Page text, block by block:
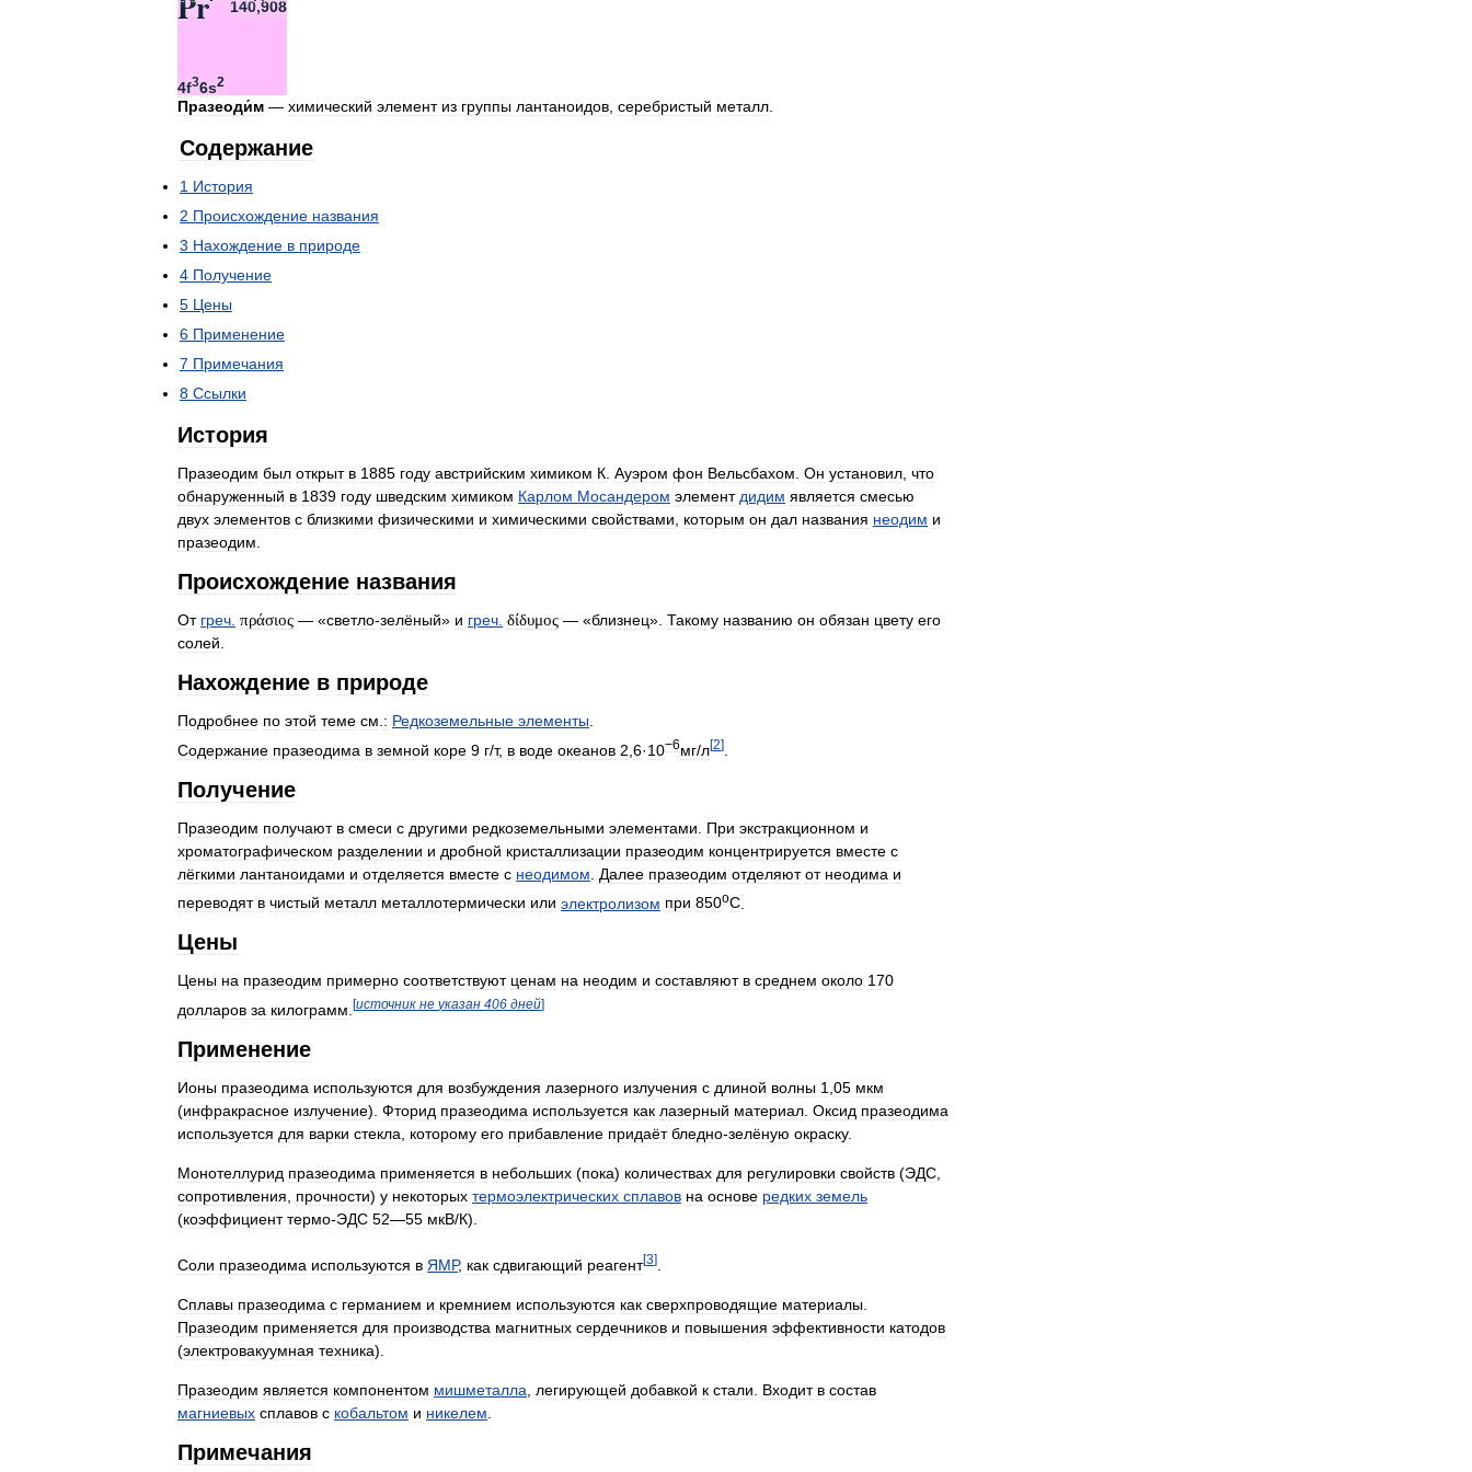
140,908
4f36s2
Празеоди́м — химический элемент из группы лантаноидов серебристый металл
Содержание
1 История
2 Происхождение названия
3 Нахождение в природе
4 Получение
5 Цены
6 Применение
7 Примечания
8 Ссылки
История
Празеодим был открыт в 1885 году австрийским химиком К Ауэром фон Вельсбахом Он установил что
обнаруженный в 1839 году шведским химиком Карлом Мосандером элемент дидим является смесью
двух элементов с близкими физическими и химическими свойствами которым он дал названия неодим и
празеодим
Происхождение названия
От греч πράσιος — «светло-зелёный» и греч δίδυμος — «близнец». Такому названию он обязан цвету его
солей
Нахождение в природе
Подробнее по этой теме см : Редкоземельные элементы
Содержание празеодима в земной коре 9 г/т, в воде океанов 2 6·10−6мг/л[2]
Получение
Празеодим получают в смеси с другими редкоземельными элементами При экстракционном и
хроматографическом разделении и дробной кристаллизации празеодим концентрируется вместе с
лёгкими лантаноидами и отделяется вместе с неодимом Далее празеодим отделяют от неодима и
переводят в чистый металл металлотермически или электролизом при 850oC
Цены
Цены на празеодим примерно соответствуют ценам на неодим и составляют в среднем около 170
долларов за килограмм [источник не указан 406 дней]
Применение
Ионы празеодима используются для возбуждения лазерного излучения с длиной волны 1 05 мкм
(инфракрасное излучение). Фторид празеодима используется как лазерный материал Оксид празеодима
используется для варки стекла которому его прибавление придаёт бледно-зелёную окраску.
Монотеллурид празеодима применяется в небольших (пока) количествах для регулировки свойств (ЭДС
сопротивления
прочности) у некоторых термоэлектрических сплавов на основе редких земель
(коэффициент термо-ЭДС 52—55 мкВ/К).
Соли празеодима используются в ЯМР, как сдвигающий реагент[3]
Сплавы празеодима с германием и кремнием используются как сверхпроводящие материалы
Празеодим применяется для производства магнитных сердечников и повышения эффективности катодов
(электровакуумная техника).
Празеодим является компонентом мишметалла легирующей добавкой к стали Входит в состав
магниевых сплавов с кобальтом и никелем
Примечания